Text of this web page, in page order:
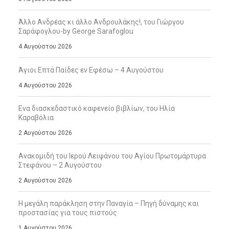
Άλλο Ανδρέας κι άλλο Ανδρουλάκης!, του Γιώργου
Σαράφογλου-by George Sarafoglou
4 Αυγούστου 2026
Άγιοι Επτά Παίδες εν Εφέσω – 4 Αυγούστου
4 Αυγούστου 2026
Ενα διασκεδαστικό καφενείο βιβλίων, του Ηλία
Καραβόλια
2 Αυγούστου 2026
Ανακομιδή του Ιερού Λειψάνου του Αγίου Πρωτομάρτυρα
Στεφάνου – 2 Αυγούστου
2 Αυγούστου 2026
Η μεγάλη παράκληση στην Παναγία – Πηγή δύναμης και
προστασίας για τους πιστούς